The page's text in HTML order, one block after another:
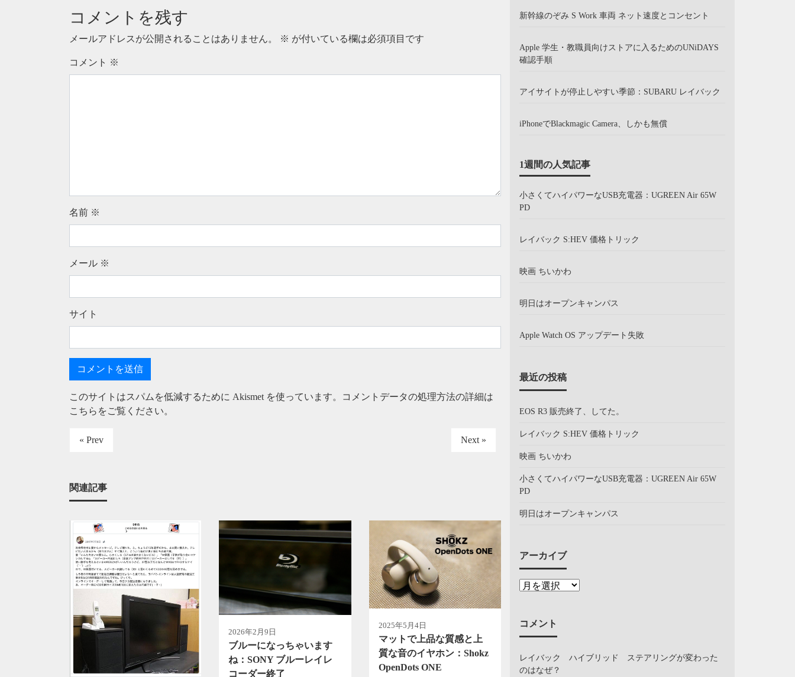
コメントを残す
メールアドレスが公開されることはありません。 ※ が付いている欄は必須項目です
コメント ※
名前 ※
メール ※
サイト
このサイトはスパムを低減するために Akismet を使っています。
コメントデータの処理方法の詳細は
こちらをご覧ください。
« Prev Next »
関連記事
2026年2月9日
ブルーになっちゃいます
ね：SONY ブルーレイレ
コーダー終了
2025年5月4日
マットで上品な質感と上
質な音のイヤホン：Shokz
OpenDots ONE
新幹線のぞみ S Work 車両 ネット速度とコンセント
Apple 学生・教職員向けストアに入るためのUNiDAYS
確認手順
アイサイトが停止しやすい季節：SUBARU レイバック
iPhoneでBlackmagic Camera、しかも無償
1週間の人気記事
小さくてハイパワーなUSB充電器：UGREEN Air 65W
PD
レイバック S:HEV 価格トリック
映画 ちいかわ
明日はオープンキャンパス
Apple Watch OS アップデート失敗
最近の投稿
EOS R3 販売終了、してた。
レイバック S:HEV 価格トリック
映画 ちいかわ
小さくてハイパワーなUSB充電器：UGREEN Air 65W
PD
明日はオープンキャンパス
アーカイブ
コメント
レイバック ハイブリッド ステアリングが変わった
のはなぜ？